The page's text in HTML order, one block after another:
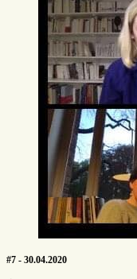
#7 - 30.04.2020